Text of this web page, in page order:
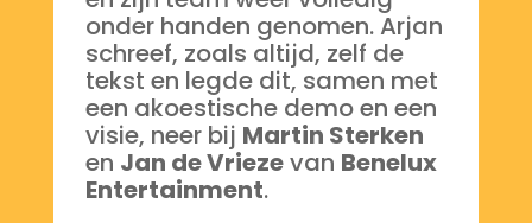
onder handen genomen. Arjan
schreef, zoals altijd, zelf de
tekst en legde dit, samen met
een akoestische demo en een
visie, neer bij Martin Sterken
en Jan de Vriezevan Benelux
Entertainment.